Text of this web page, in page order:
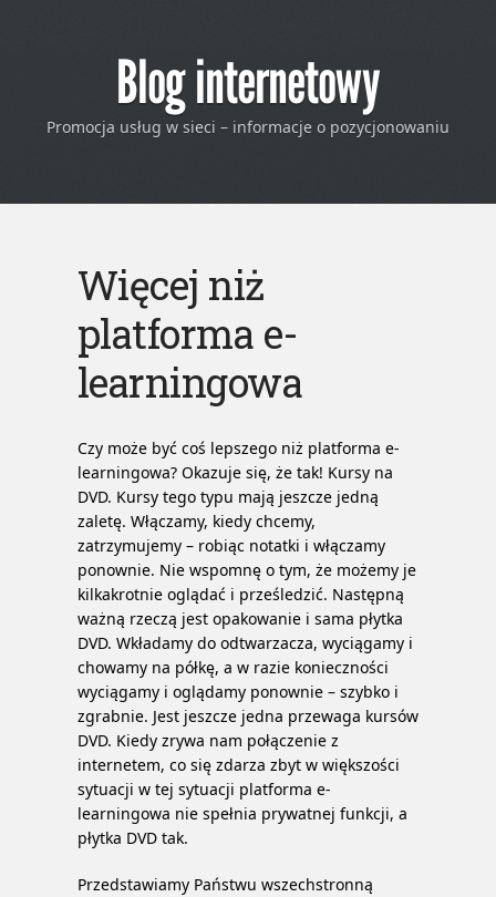
Blog internetowy
Promocja usług w sieci – informacje o pozycjonowaniu
Więcej niż
platforma e-
learningowa
Czy może być coś lepszego niż platforma e-
learningowa? Okazuje się, że tak! Kursy na
DVD. Kursy tego typu mają jeszcze jedną
zaletę. Włączamy, kiedy chcemy,
zatrzymujemy – robiąc notatki i włączamy
ponownie. Nie wspomnę o tym, że możemy je
kilkakrotnie oglądać i prześledzić. Następną
ważną rzeczą jest opakowanie i sama płytka
DVD. Wkładamy do odtwarzacza, wyciągamy i
chowamy na półkę, a w razie konieczności
wyciągamy i oglądamy ponownie – szybko i
zgrabnie. Jest jeszcze jedna przewaga kursów
DVD. Kiedy zrywa nam połączenie z
internetem, co się zdarza zbyt w większości
sytuacji w tej sytuacji platforma e-
learningowa nie spełnia prywatnej funkcji, a
płytka DVD tak.
Przedstawiamy Państwu wszechstronną